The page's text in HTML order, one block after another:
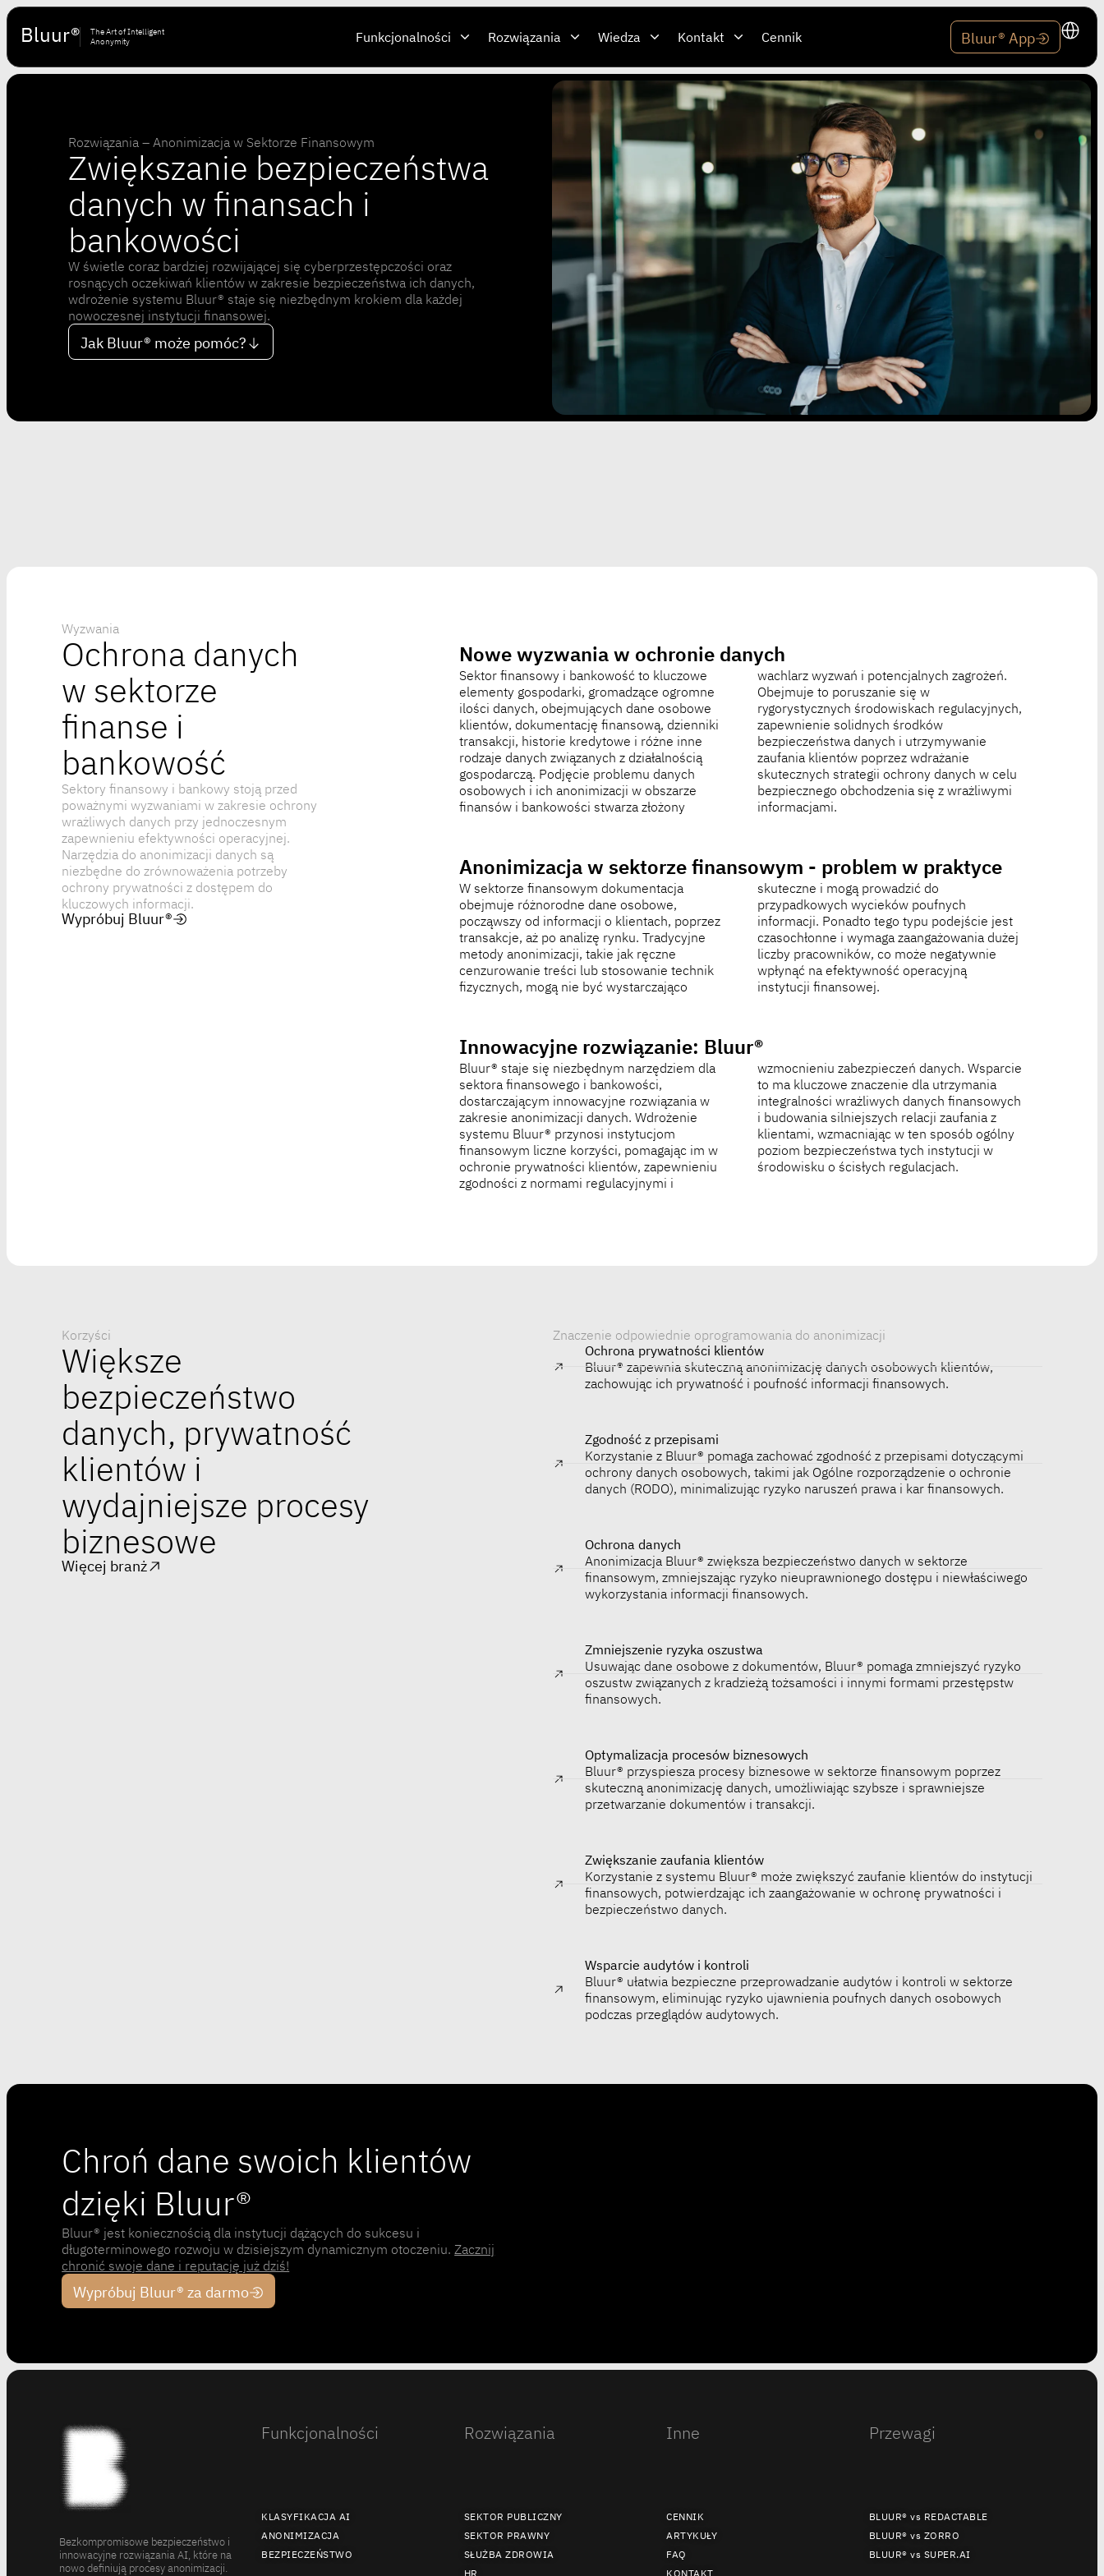
Bluur®
The Art of Intelligent
Anonymity
Funkcjonalności Rozwiązania Wiedza Kontakt Cennik Bluur® App
Rozwiązania – Anonimizacja w Sektorze Finansowym
Zwiększanie bezpieczeństwa
danych w finansach i
bankowości
W świetle coraz bardziej rozwijającej się cyberprzestępczości oraz
rosnących oczekiwań klientów w zakresie bezpieczeństwa ich danych,
wdrożenie systemu Bluur® staje się niezbędnym krokiem dla każdej
nowoczesnej instytucji finansowej.
Jak Bluur® może pomóc?
Wyzwania
Ochrona danych
w sektorze
finanse i
bankowość
Sektory finansowy i bankowy stoją przed
poważnymi wyzwaniami w zakresie ochrony
wrażliwych danych przy jednoczesnym
zapewnieniu efektywności operacyjnej.
Narzędzia do anonimizacji danych są
niezbędne do zrównoważenia potrzeby
ochrony prywatności z dostępem do
kluczowych informacji.
Wypróbuj Bluur®
Nowe wyzwania w ochronie danych
Sektor finansowy i bankowość to kluczowe
elementy gospodarki, gromadzące ogromne
ilości danych, obejmujących dane osobowe
klientów, dokumentację finansową, dzienniki
transakcji, historie kredytowe i różne inne
rodzaje danych związanych z działalnością
gospodarczą. Podjęcie problemu danych
osobowych i ich anonimizacji w obszarze
finansów i bankowości stwarza złożony
wachlarz wyzwań i potencjalnych zagrożeń.
Obejmuje to poruszanie się w
rygorystycznych środowiskach regulacyjnych,
zapewnienie solidnych środków
bezpieczeństwa danych i utrzymywanie
zaufania klientów poprzez wdrażanie
skutecznych strategii ochrony danych w celu
bezpiecznego obchodzenia się z wrażliwymi
informacjami.
Anonimizacja w sektorze finansowym - problem w praktyce
W sektorze finansowym dokumentacja
obejmuje różnorodne dane osobowe,
począwszy od informacji o klientach, poprzez
transakcje, aż po analizę rynku. Tradycyjne
metody anonimizacji, takie jak ręczne
cenzurowanie treści lub stosowanie technik
fizycznych, mogą nie być wystarczająco
skuteczne i mogą prowadzić do
przypadkowych wycieków poufnych
informacji. Ponadto tego typu podejście jest
czasochłonne i wymaga zaangażowania dużej
liczby pracowników, co może negatywnie
wpłynąć na efektywność operacyjną
instytucji finansowej.
Innowacyjne rozwiązanie: Bluur®
Bluur® staje się niezbędnym narzędziem dla
sektora finansowego i bankowości,
dostarczającym innowacyjne rozwiązania w
zakresie anonimizacji danych. Wdrożenie
systemu Bluur® przynosi instytucjom
finansowym liczne korzyści, pomagając im w
ochronie prywatności klientów, zapewnieniu
zgodności z normami regulacyjnymi i
wzmocnieniu zabezpieczeń danych. Wsparcie
to ma kluczowe znaczenie dla utrzymania
integralności wrażliwych danych finansowych
i budowania silniejszych relacji zaufania z
klientami, wzmacniając w ten sposób ogólny
poziom bezpieczeństwa tych instytucji w
środowisku o ścisłych regulacjach.
Korzyści
Większe
bezpieczeństwo
danych, prywatność
klientów i
wydajniejsze procesy
biznesowe
Więcej branż
Znaczenie odpowiednie oprogramowania do anonimizacji
Ochrona prywatności klientów
Bluur® zapewnia skuteczną anonimizację danych osobowych klientów,
zachowując ich prywatność i poufność informacji finansowych.
Zgodność z przepisami
Korzystanie z Bluur® pomaga zachować zgodność z przepisami dotyczącymi
ochrony danych osobowych, takimi jak Ogólne rozporządzenie o ochronie
danych (RODO), minimalizując ryzyko naruszeń prawa i kar finansowych.
Ochrona danych
Anonimizacja Bluur® zwiększa bezpieczeństwo danych w sektorze
finansowym, zmniejszając ryzyko nieuprawnionego dostępu i niewłaściwego
wykorzystania informacji finansowych.
Zmniejszenie ryzyka oszustwa
Usuwając dane osobowe z dokumentów, Bluur® pomaga zmniejszyć ryzyko
oszustw związanych z kradzieżą tożsamości i innymi formami przestępstw
finansowych.
Optymalizacja procesów biznesowych
Bluur® przyspiesza procesy biznesowe w sektorze finansowym poprzez
skuteczną anonimizację danych, umożliwiając szybsze i sprawniejsze
przetwarzanie dokumentów i transakcji.
Zwiększanie zaufania klientów
Korzystanie z systemu Bluur® może zwiększyć zaufanie klientów do instytucji
finansowych, potwierdzając ich zaangażowanie w ochronę prywatności i
bezpieczeństwo danych.
Wsparcie audytów i kontroli
Bluur® ułatwia bezpieczne przeprowadzanie audytów i kontroli w sektorze
finansowym, eliminując ryzyko ujawnienia poufnych danych osobowych
podczas przeglądów audytowych.
Chroń dane swoich klientów
dzięki Bluur®
Bluur® jest koniecznością dla instytucji dążących do sukcesu i
długoterminowego rozwoju w dzisiejszym dynamicznym otoczeniu. Zacznij
chronić swoje dane i reputację już dziś!
Wypróbuj Bluur® za darmo
Bezkompromisowe bezpieczeństwo i
innowacyjne rozwiązania AI, które na
nowo definiują procesy anonimizacji.
Funkcjonalności
KLASYFIKACJA AI
ANONIMIZACJA
BEZPIECZEŃSTWO
Rozwiązania
SEKTOR PUBLICZNY
SEKTOR PRAWNY
SŁUŻBA ZDROWIA
HR
Inne
CENNIK
ARTYKUŁY
FAQ
KONTAKT
Przewagi
BLUUR® vs REDACTABLE
BLUUR® vs ZORRO
BLUUR® vs SUPER.AI